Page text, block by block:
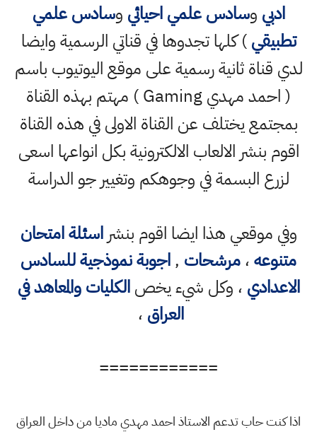
ادبي وسادس علمي احيائي وسادس علمي
تطبيقي) كلها تجدوها في قناتي الرسمية وايضا
لدي قناة ثانية رسمية على موقع اليوتيوب باسم
( احمد مهدي Gaming ) مهتم بهذه القناة
بمجتمع يختلف عن القناة الاولى في هذه القناة
اقوم بنشر الالعاب الالكترونية بكل انواعها اسعى
لزرع البسمة في وجوهكم وتغيير جو الدراسة
وفي موقعي هذا ايضا اقوم بنشراسئلة امتحان
متنوعه،مرشحات ,اجوبة نموذجية للسادس
الاعدادي ، وكل شيء يخصالكليات والمعاهد في
العراق ،
============
اذا كنت حاب تدعم الاستاذ احمد مهدي ماديا من داخل العراق